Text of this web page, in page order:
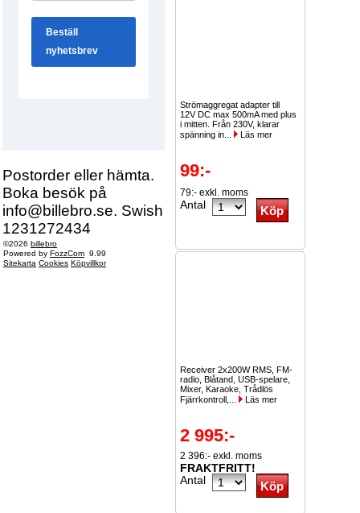
Postorder eller hämta.
Boka besök på
info@billebro.se. Swish
1231272434
©2026 billebro
Powered by FozzCom 9.99
Sitekarta Cookies Köpvillkor
Strömaggregat adapter till
12V DC max 500mA med plus
i mitten. Från 230V, klarar
spänning in...
Läs mer
99:-
79:- exkl. moms
Antal
Receiver 2x200W RMS, FM-
radio, Blåtand, USB-spelare,
Mixer, Karaoke, Trådlös
Fjärrkontroll,...
Läs mer
2 995:-
2 396:- exkl. moms
FRAKTFRITT!
Antal